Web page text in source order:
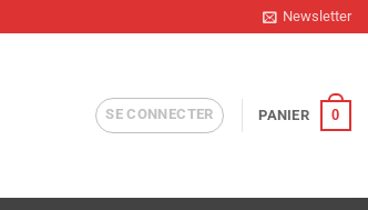
Newsletter
SE CONNECTER PANIER 0